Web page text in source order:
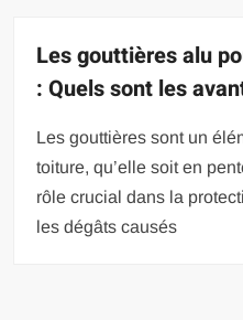
Les gouttières alu
: Quels sont les
Les gouttières sont un
toiture, qu’elle soit en
rôle crucial dans la
les dégâts causés